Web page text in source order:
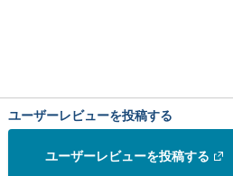
ユーザーレビューを投稿する
ユーザーレビューを投稿する